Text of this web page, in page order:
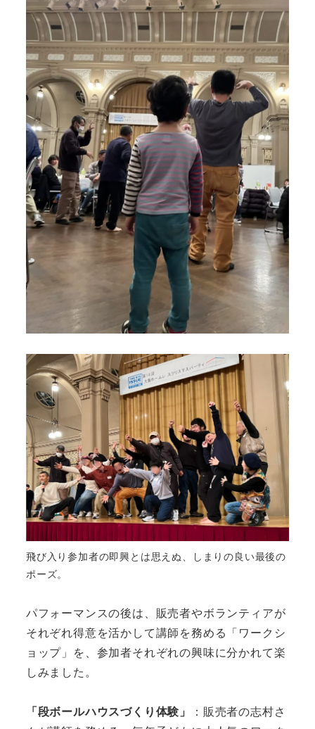
飛び入り参加者の即興とは思えぬ、しまりの良い最後の
ポーズ。
パフォーマンスの後は、販売者やボランティアが
それぞれ得意を活かして講師を務める「ワークシ
ョップ」を、参加者それぞれの興味に分かれて楽
しみました。
「段ボールハウスづくり体験」
：販売者の志村さ